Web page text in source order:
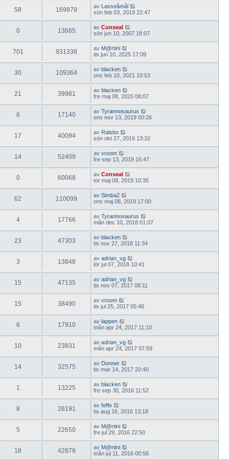
58 169879 av Lasseåmål
sön feb 03, 2019 22:47
0 13665 av Conseal
sön jun 10, 2007 18:07
701 931338 av M@rtini
tis jun 10, 2025 17:09
30 109364 av blacken
ons feb 10, 2021 10:53
21 39981 av blacken
fre maj 08, 2020 08:07
6 17140 av Tyrannosaurus
ons nov 13, 2019 00:26
17 40094 av Ralsbo
sön okt 27, 2019 13:32
14 52409 av vroom
fre sep 13, 2019 16:47
0 60068 av Conseal
tor maj 09, 2019 10:35
62 110099 av Simba2
ons maj 08, 2019 17:00
4 17766 av Tyrannosaurus
mån dec 10, 2018 01:07
23 47303 av blacken
tis nov 27, 2018 11:34
3 13848 av adrian_vg
lör jul 07, 2018 10:41
15 47135 av adrian_vg
tis nov 07, 2017 08:11
15 38490 av vroom
tis jul 25, 2017 05:46
6 17910 av lappen
mån apr 24, 2017 11:10
10 23831 av adrian_vg
mån apr 24, 2017 07:59
14 32575 av Donner
tis mar 14, 2017 20:40
1 13225 av blacken
fre sep 30, 2016 11:52
8 26191 av feffe
tis aug 16, 2016 13:18
5 22650 av M@rtini
fre jul 29, 2016 22:50
18 42879 av M@rtini
mån jul 11, 2016 00:56